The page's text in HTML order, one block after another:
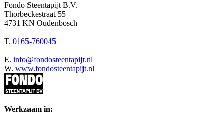
Fondo Steentapijt B.V.
Thorbeckestraat 55
4731 KN Oudenbosch
T. 0165-760045
E. info@fondosteentapijt.nl
W. www.fondosteentapijt.nl
Werkzaam in: